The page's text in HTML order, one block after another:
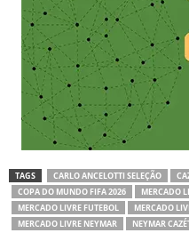
TAGS CARLO ANCELOTTI SELEÇÃO
COPA DO MUNDO FIFA 2026
MERCADO
MERCADO LIVRE FUTEBOL
MERCADO
MERCADO LIVRE NEYMAR
NEYMAR